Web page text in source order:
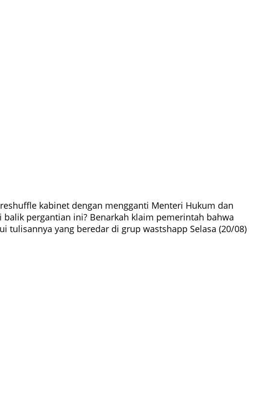
kabinet dengan mengganti Menteri Hukum dan
balik pergantian ini? Benarkah klaim pemerintah bahwa
yang beredar di grup wastshapp Selasa (20/08)